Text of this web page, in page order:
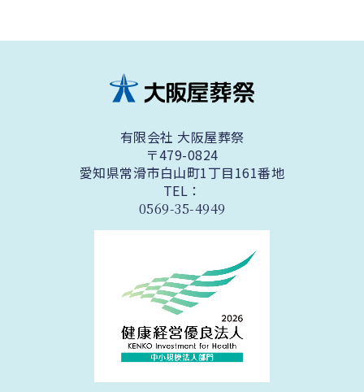
有限会社 大阪屋葬祭
〒479-0824
愛知県常滑市白山町1丁目161番地
TEL：
0569-35-4949